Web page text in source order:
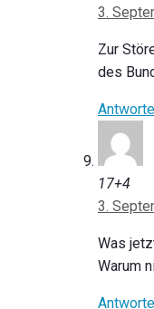
3.
Zur
des
17+4
3.
Was
Warum